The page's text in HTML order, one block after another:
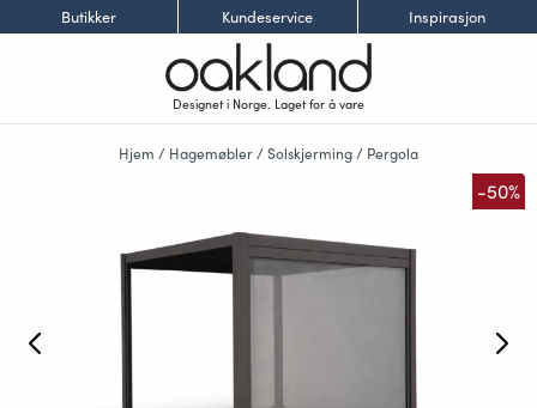
Butikker Kundeservice Inspirasjon
Designet i Norge. Laget for å vare
Hjem / Hagemøbler /Solskjerming / Pergola
-50%